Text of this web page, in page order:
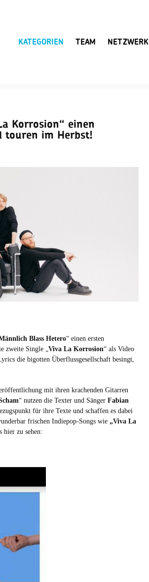
KATEGORIEN TEAM NETZWERK
Korrosion“ einen
touren im Herbst!
Blass Hetero“ einen ersten
zweite Single „Viva La Korrosion“ als Video
die bigotten Überflussgesellschaft besingt,
mit ihren krachenden Gitarren
“ nutzen die Texter und Sänger Fabian
für ihre Texte und schaffen es dabei
frischen Indiepop-Songs wie „Viva La
hier zu sehen: